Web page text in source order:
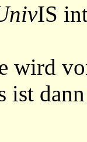
IS
wird
ist